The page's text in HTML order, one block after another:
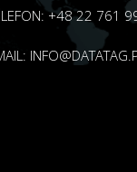
+48 22 761